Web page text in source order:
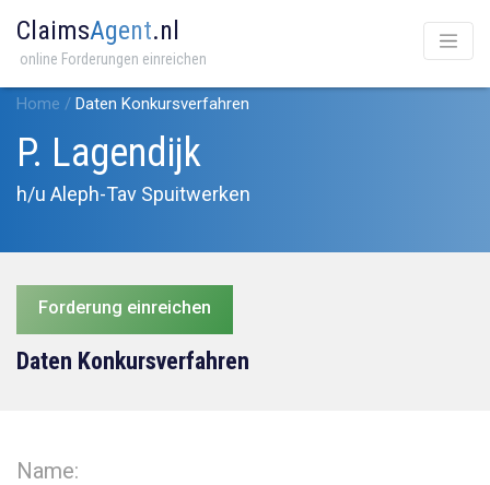
ClaimsAgent.nl
online Forderungen einreichen
Home / Daten Konkursverfahren
P. Lagendijk
h/u Aleph-Tav Spuitwerken
Forderung einreichen
Daten Konkursverfahren
Name: